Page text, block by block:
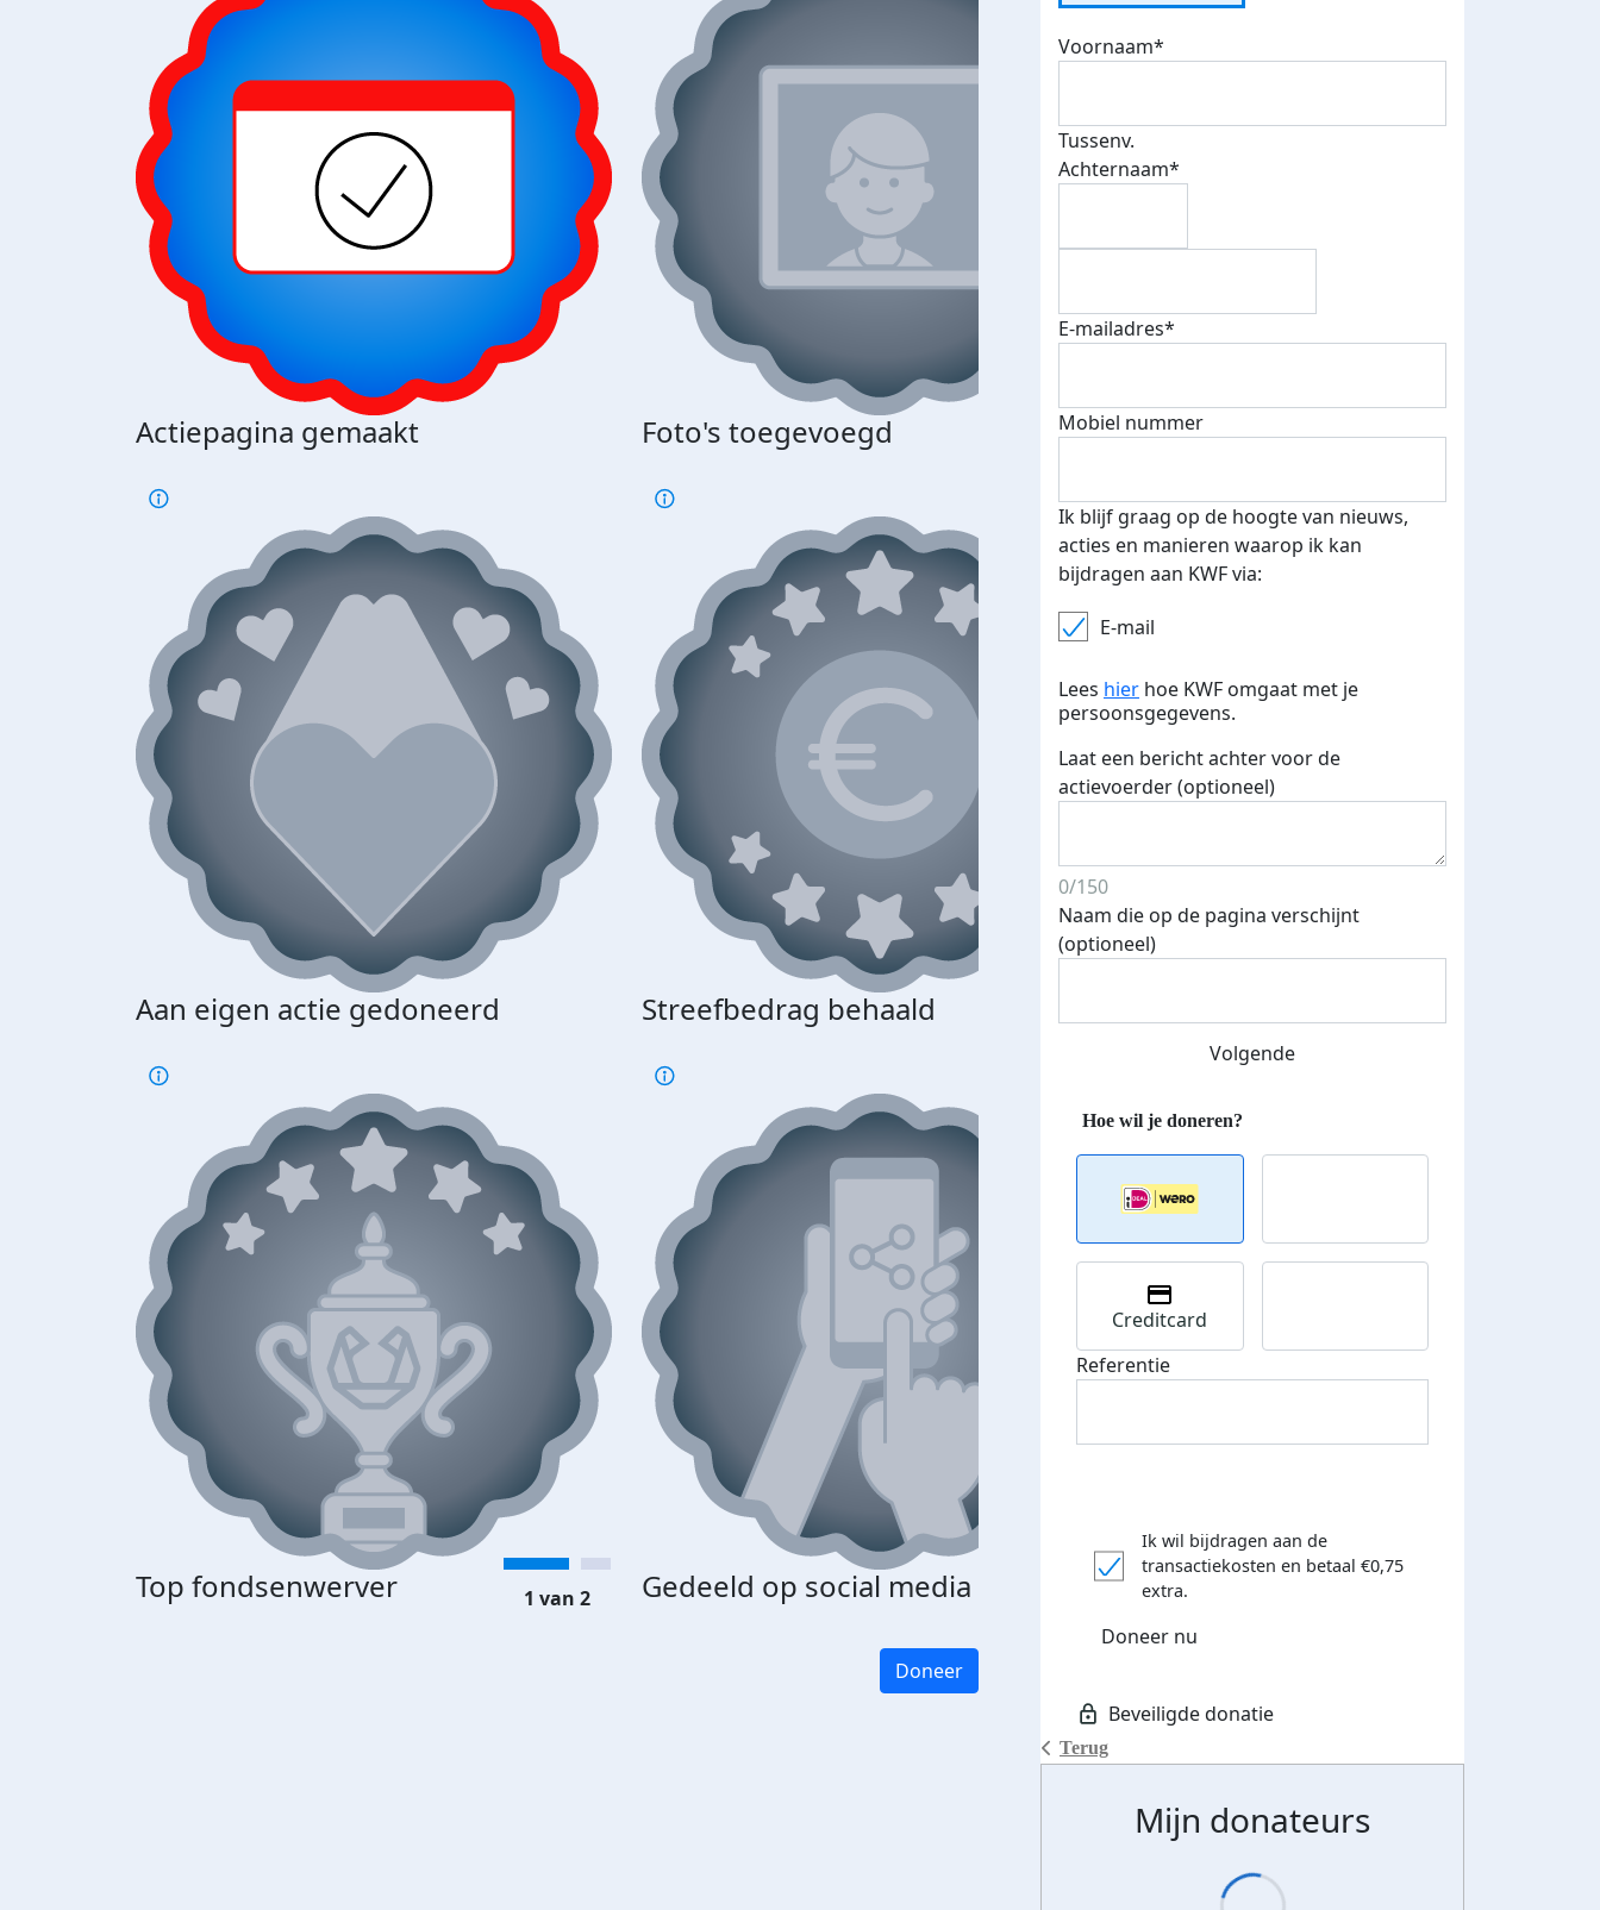
Actiepagina gemaakt Foto's toegevoegd E-mails verstuurd
Aan eigen actie gedoneerd Streefbedrag behaald
Top fondsenwerver Gedeeld op social media Donateurs bedankt
€500 euro opgehaald: t-shirt
1 van 2
Doneer
Voornaam*
Tussenv.
Achternaam*
E-mailadres*
Mobiel nummer
Ik blijf graag op de hoogte van nieuws,
acties en manieren waarop ik kan
bijdragen aan KWF via:
E-mail
Lees hier hoe KWF omgaat met je
persoonsgegevens.
Laat een bericht achter voor de
actievoerder (optioneel)
0/150
Naam die op de pagina verschijnt
(optioneel)
Volgende
Terug
Creditcard
Referentie
Ik wil bijdragen aan de
transactiekosten en betaal €0,75
extra.
Doneer nu
Mijn donateurs